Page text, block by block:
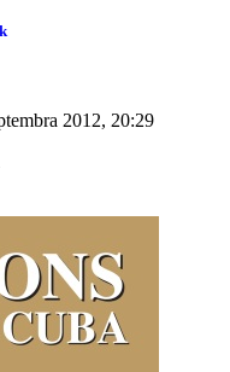
2012, 20:29